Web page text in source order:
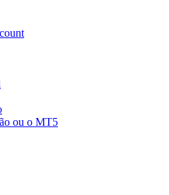
ou o MT5